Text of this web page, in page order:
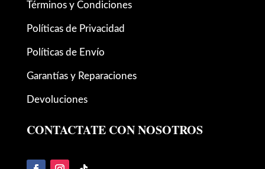
Términos y Condiciones
Políticas de Privacidad
Políticas de Envío
Garantías y Reparaciones
Devoluciones
CONTACTATE CON NOSOTROS